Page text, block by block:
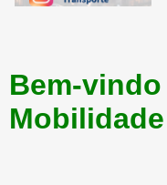
Bem-